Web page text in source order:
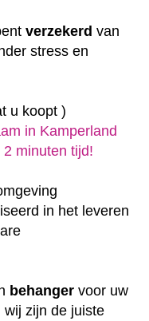
verzekerd van
stress en
u koopt )
in Kamperland
minuten tijd!
in het leveren
behanger voor uw
wij zijn de juiste